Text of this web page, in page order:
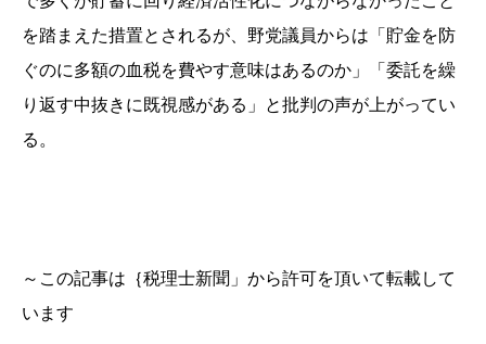
を踏まえた措置とされるが、野党議員からは「貯金を防
ぐのに多額の血税を費やす意味はあるのか」「委託を繰
り返す中抜きに既視感がある」と批判の声が上がってい
る。
～この記事は｛税理士新聞」から許可を頂いて転載して
います